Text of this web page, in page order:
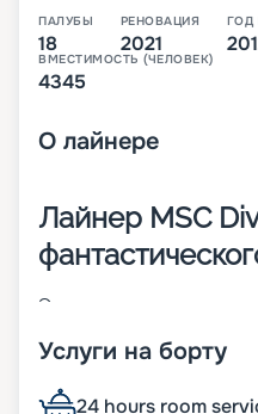
ПАЛУБЫ
18
РЕНОВАЦИЯ
2021
ГОД
ВМЕСТИМОСТЬ (ЧЕЛОВЕК)
4345
О лайнере
Лайнер MSC
Это третье судно
компании. Оно было
каютах разных
Услуги на борту
24 hours room